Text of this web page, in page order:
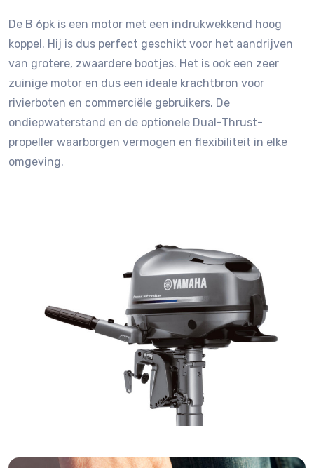
De B 6pk is een motor met een indrukwekkend hoog
koppel. Hij is dus perfect geschikt voor het aandrijven
van grotere, zwaardere bootjes. Het is ook een zeer
zuinige motor en dus een ideale krachtbron voor
rivierboten en commerciële gebruikers. De
ondiepwaterstand en de optionele Dual-Thrust-
propeller waarborgen vermogen en flexibiliteit in elke
omgeving.